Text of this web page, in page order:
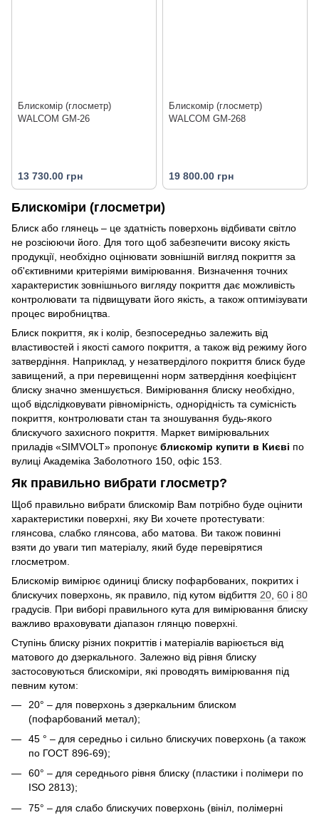
Блискомір (глосметр)
WALCOM GM-26
13 730.00 грн
Блискомір (глосметр)
WALCOM GM-268
19 800.00 грн
Блискоміри (глосметри)
Блиск або глянець – це здатність поверхонь відбивати світло
не розсіюючи його. Для того щоб забезпечити високу якість
продукції, необхідно оцінювати зовнішній вигляд покриття за
об'єктивними критеріями вимірювання. Визначення точних
характеристик зовнішнього вигляду покриття дає можливість
контролювати та підвищувати його якість, а також оптимізувати
процес виробництва.
Блиск покриття, як і колір, безпосередньо залежить від
властивостей і якості самого покриття, а також від режиму його
затвердіння. Наприклад, у незатверділого покриття блиск буде
завищений, а при перевищенні норм затвердіння коефіцієнт
блиску значно зменшується. Вимірювання блиску необхідно,
щоб відслідковувати рівномірність, однорідність та сумісність
покриття, контролювати стан та зношування будь-якого
блискучого захисного покриття. Маркет вимірювальних
приладів «SIMVOLT» пропонує блискомір купити в Києві по
вулиці Академіка Заболотного 150, офіс 153.
Як правильно вибрати глосметр?
Щоб правильно вибрати блискомір Вам потрібно буде оцінити
характеристики поверхні, яку Ви хочете протестувати:
глянсова, слабко глянсова, або матова. Ви також повинні
взяти до уваги тип матеріалу, який буде перевірятися
глосметром.
Блискомір вимірює одиниці блиску пофарбованих, покритих і
блискучих поверхонь, як правило, під кутом відбиття 20 60 і 80
градусів. При виборі правильного кута для вимірювання блиску
важливо враховувати діапазон глянцю поверхні.
Ступінь блиску різних покриттів і матеріалів варіюється від
матового до дзеркального. Залежно від рівня блиску
застосовуються блискоміри, які проводять вимірювання під
певним кутом:
20° – для поверхонь з дзеркальним блиском
(пофарбований метал);
45 ° – для середньо і сильно блискучих поверхонь (а також
по ГОСТ 896-69);
60° – для середнього рівня блиску (пластики і полімери по
ISO 2813);
75° – для слабо блискучих поверхонь (вініл, полімерні